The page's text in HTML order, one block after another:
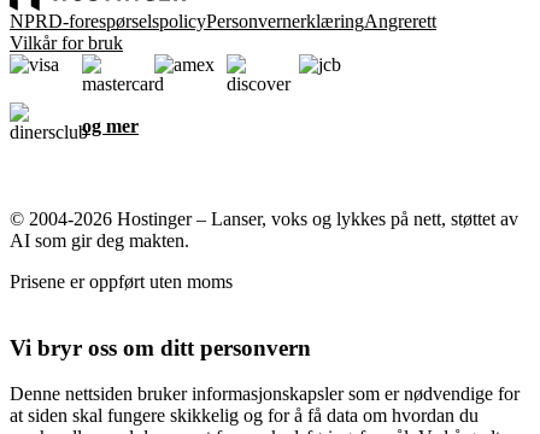
NPRD-forespørselspolicyPersonvernerklæringAngrerett
Vilkår for bruk
og mer
© 2004-2026 Hostinger – Lanser, voks og lykkes på nett, støttet av
AI som gir deg makten.
Prisene er oppført uten moms
Vi bryr oss om ditt personvern
Denne nettsiden bruker informasjonskapsler som er nødvendige for
at siden skal fungere skikkelig og for å få data om hvordan du